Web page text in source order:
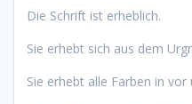
Die Schrift ist erheblich.
Sie erhebt sich aus dem
Sie erhebt alle Farben in